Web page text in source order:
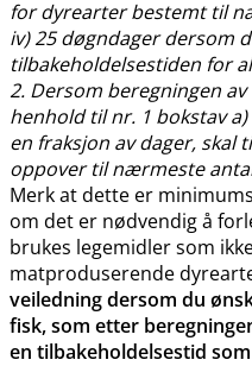
for dyrearter bestemt til
iv) 25 døgndager dersom
tilbakeholdelsestiden for
2. Dersom beregningen
henhold til nr. 1 bokstav
en fraksjon av dager, skal
oppover til nærmeste
Merk at dette er
om det er nødvendig å
brukes legemidler som
matproduserende
veiledning dersom du
fisk, som etter
en tilbakeholdelsestid